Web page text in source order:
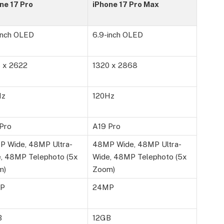
17 Pro iPhone 17 Pro Max
OLED 6.9-inch OLED
x 2622 1320 x 2868
120Hz
A19 Pro
Wide, 48MP Ultra-
48MP Telephoto (5x
48MP Wide, 48MP Ultra-
Wide, 48MP Telephoto (5x
Zoom)
24MP
12GB